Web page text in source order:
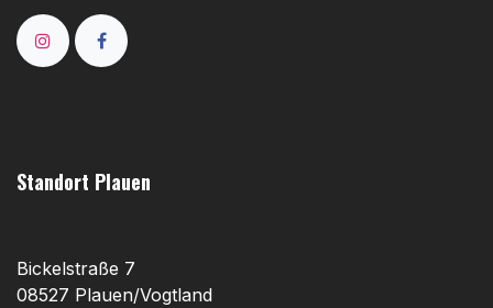
Standort Plauen
Bickelstraße 7
08527 Plauen/Vogtland